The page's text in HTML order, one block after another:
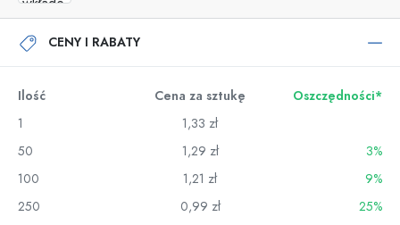
CENY I RABATY
Ilość Cena za sztukę
Oszczędności*
1
1,33 zł
50
1,29 zł
3%
100
1,21 zł
9%
250
0,99 zł
25%